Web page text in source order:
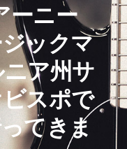
ーニー
ックマ
ア州サ
スポで
てきま